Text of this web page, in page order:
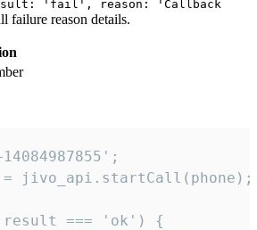
'fail', reason: 'Callback
failure reason details.
jivo_api.startCall(phone);
=== 'ok') {